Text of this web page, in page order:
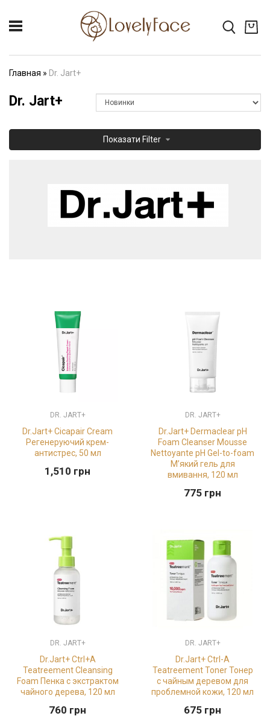
Главная » Dr. Jart+
Dr. Jart+
Показати Filter
DR. JART+
Dr.Jart+ Cicapair Cream
Регенеруючий крем-
антистрес, 50 мл
1,510 грн
DR. JART+
Dr.Jart+ Dermaclear pH
Foam Cleanser Mousse
Nettoyante pH Gel-to-foam
М’який гель для
вмивання, 120 мл
775 грн
DR. JART+
Dr.Jart+ Ctrl+A
Teatreement Cleansing
Foam Пенка с экстрактом
чайного дерева, 120 мл
760 грн
DR. JART+
Dr.Jart+ Ctrl-A
Teatreement Toner Тонер
с чайным деревом для
проблемной кожи, 120 мл
675 грн